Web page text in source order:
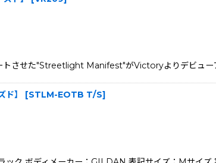
トさせた"Streetlight Manifest"がVictoryよりデビュー
】 [STLM-EOTB T/S]